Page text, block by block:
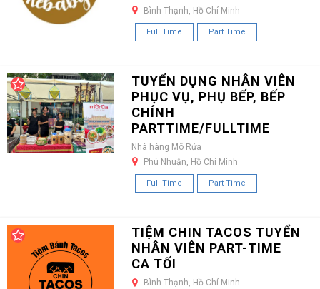
Bình Thạnh, Hồ Chí Minh
Full Time Part Time
TUYỂN DỤNG NHÂN VIÊN
PHỤC VỤ, PHỤ BẾP, BẾP
CHÍNH
PARTTIME/FULLTIME
Nhà hàng Mô Rứa
Phú Nhuận, Hồ Chí Minh
Full Time Part Time
TIỆM CHIN TACOS TUYỂN
NHÂN VIÊN PART-TIME
CA TỐI
Bình Thạnh, Hồ Chí Minh